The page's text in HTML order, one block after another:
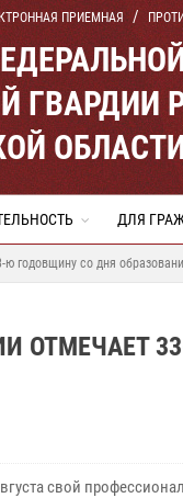
ПРИЕМНАЯ
ГВАРДИИ
ДЛЯ
годовщину со дня
ОТМЕЧАЕТ
свой